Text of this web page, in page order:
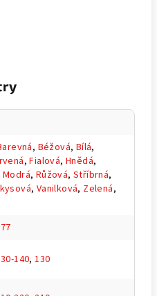
, Béžová, Bílá,
,Fialová,Hnědá,
Modrá, Růžová,Stříbrná,
, Vanilková, Zelená,
140,130